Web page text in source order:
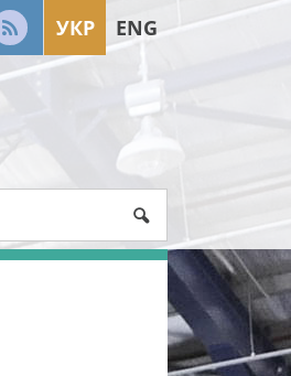
УКР ENG